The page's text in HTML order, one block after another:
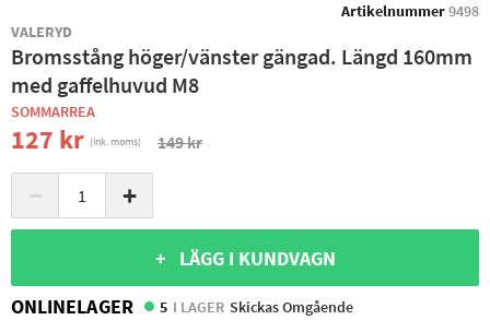
Artikelnummer9498
VALERYD
Bromsstång höger/vänster gängad. Längd 160mm
med gaffelhuvud M8
SOMMARREA
127 kr (ink. moms) 149 kr
− +
+ LÄGG I KUNDVAGN
ONLINELAGER
5 I LAGER Skickas Omgående